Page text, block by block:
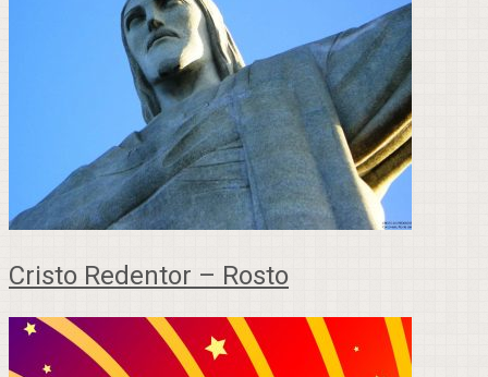
Cristo Redentor – Rosto